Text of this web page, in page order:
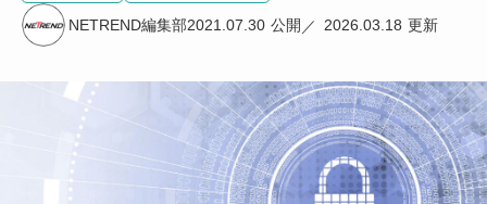
NETREND編集部2021.07.30 2026.03.18